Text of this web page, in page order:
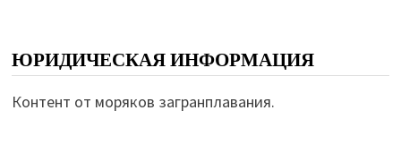
ЮРИДИЧЕСКАЯ ИНФОРМАЦИЯ
Контент от моряков загранплавания.